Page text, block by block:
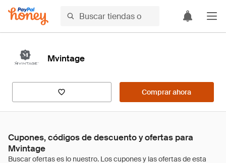
Mvintage
Comprar ahora
Cupones, códigos de descuento y ofertas para
Mvintage